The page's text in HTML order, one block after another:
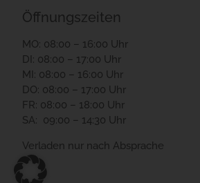
Öffnungszeiten
MO: 08:00 – 16:00 Uhr
DI: 08:00 – 17:00 Uhr
MI: 08:00 – 16:00 Uhr
DO: 08:00 – 17:00 Uhr
FR: 08:00 – 18:00 Uhr
SA: 09:00 – 14:30 Uhr
Verladen nur nach Absprache